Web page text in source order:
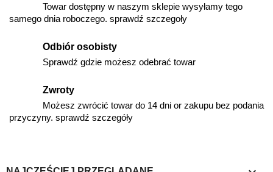
Towar dostępny w naszym sklepie wysyłamy tego
samego dnia roboczego. sprawdź szczegoły
Odbiór osobisty
Sprawdź gdzie możesz odebrać towar
Zwroty
Możesz zwrócić towar do 14 dni or zakupu bez podania
przyczyny. sprawdź szczegóły